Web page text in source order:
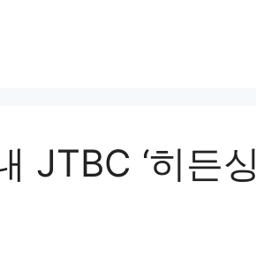
JTBC ‘히든싱